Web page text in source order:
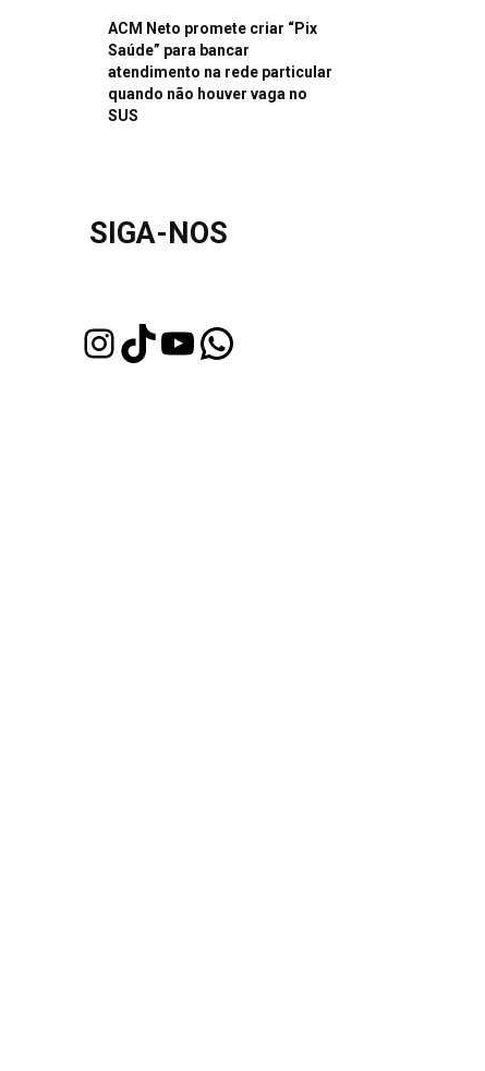
ACM Neto promete criar “Pix
Saúde” para bancar
atendimento na rede particular
quando não houver vaga no
SUS
SIGA-NOS
InstagramTikTok Youtube WhatsApp